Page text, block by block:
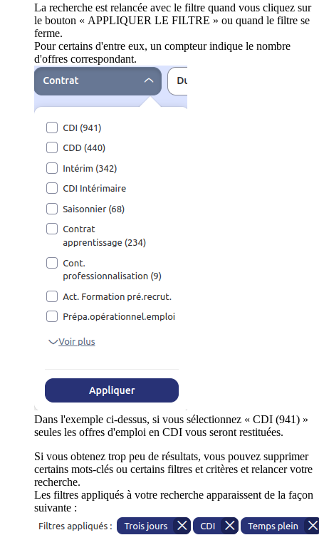
La recherche est relancée avec le filtre quand vous cliquez sur
le bouton « APPLIQUER LE FILTRE » ou quand le filtre se
ferme.
Pour certains d'entre eux, un compteur indique le nombre
d'offres correspondant.
Dans l'exemple ci-dessus, si vous sélectionnez « CDI (941) »
seules les offres d'emploi en CDI vous seront restituées.
Si vous obtenez trop peu de résultats, vous pouvez supprimer
certains mots-clés ou certains filtres et critères et relancer votre
recherche.
Les filtres appliqués à votre recherche apparaissent de la façon
suivante :